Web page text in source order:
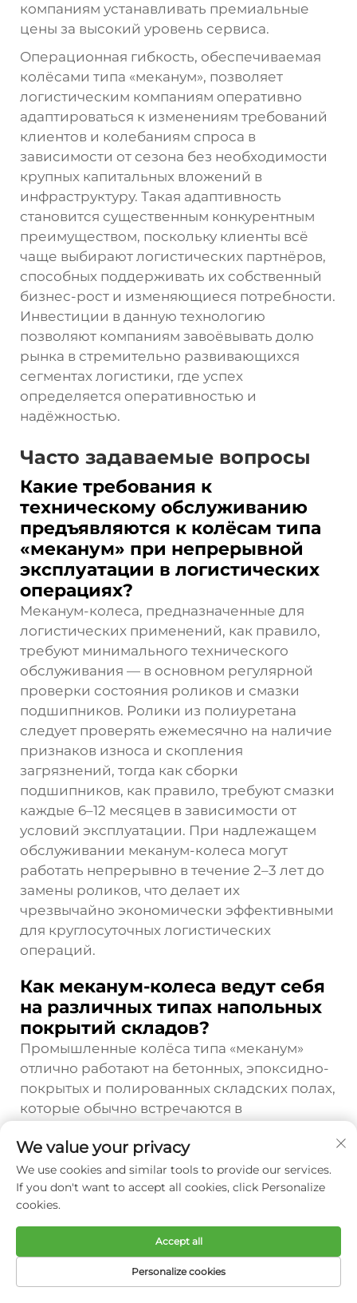
компаниям устанавливать премиальные
цены за высокий уровень сервиса.
Операционная гибкость, обеспечиваемая
колёсами типа «меканум», позволяет
логистическим компаниям оперативно
адаптироваться к изменениям требований
клиентов и колебаниям спроса в
зависимости от сезона без необходимости
крупных капитальных вложений в
инфраструктуру. Такая адаптивность
становится существенным конкурентным
преимуществом, поскольку клиенты всё
чаще выбирают логистических партнёров,
способных поддерживать их собственный
бизнес-рост и изменяющиеся потребности.
Инвестиции в данную технологию
позволяют компаниям завоёвывать долю
рынка в стремительно развивающихся
сегментах логистики, где успех
определяется оперативностью и
надёжностью.
Часто задаваемые вопросы
Какие требования к
техническому обслуживанию
предъявляются к колёсам типа
«меканум» при непрерывной
эксплуатации в логистических
операциях?
Меканум-колеса, предназначенные для
логистических применений, как правило,
требуют минимального технического
обслуживания — в основном регулярной
проверки состояния роликов и смазки
подшипников. Ролики из полиуретана
следует проверять ежемесячно на наличие
признаков износа и скопления
загрязнений, тогда как сборки
подшипников, как правило, требуют смазки
каждые 6–12 месяцев в зависимости от
условий эксплуатации. При надлежащем
обслуживании меканум-колеса могут
работать непрерывно в течение 2–3 лет до
замены роликов, что делает их
чрезвычайно экономически эффективными
для круглосуточных логистических
операций.
Как меканум-колеса ведут себя
на различных типах напольных
покрытий складов?
Промышленные колёса типа «меканум»
отлично работают на бетонных, эпоксидно-
покрытых и полированных складских полах,
которые обычно встречаются в
полиуретана обеспечивают оптимальное
сцепление на гладких поверхностях,
одновременно минимизируя износ пола и
уровень шума. Эксплуатационные
характеристики остаются стабильными
даже на слегка неровных поверхностях,
однако при использовании на очень
шероховатых или сильно
ДОМАШНЯЯ
ЭЛЕКТРОННАЯ
We value your privacy
We use cookies and similar tools to provide our services.
If you don't want to accept all cookies, click Personalize
cookies.
Personalize cookies
Accept all